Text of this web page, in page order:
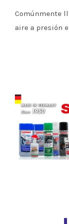
Comúnmente
aire a presión